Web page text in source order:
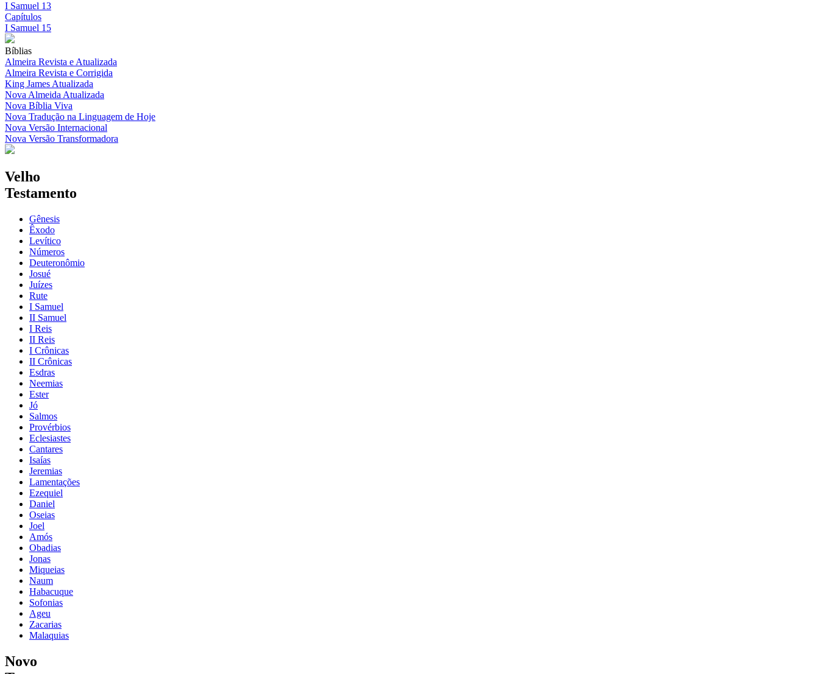
I Samuel 13
Capítulos
I Samuel 15
Bíblias
Almeira Revista e Atualizada
Almeira Revista e Corrigida
King James Atualizada
Nova Almeida Atualizada
Nova Bíblia Viva
Nova Tradução na Linguagem de Hoje
Nova Versão Internacional
Nova Versão Transformadora
Velho
Testamento
Gênesis
Êxodo
Levítico
Números
Deuteronômio
Josué
Juízes
Rute
I Samuel
II Samuel
I Reis
II Reis
I Crônicas
II Crônicas
Esdras
Neemias
Ester
Jó
Salmos
Provérbios
Eclesiastes
Cantares
Isaías
Jeremias
Lamentações
Ezequiel
Daniel
Oseias
Joel
Amós
Obadias
Jonas
Miqueias
Naum
Habacuque
Sofonias
Ageu
Zacarias
Malaquias
Novo